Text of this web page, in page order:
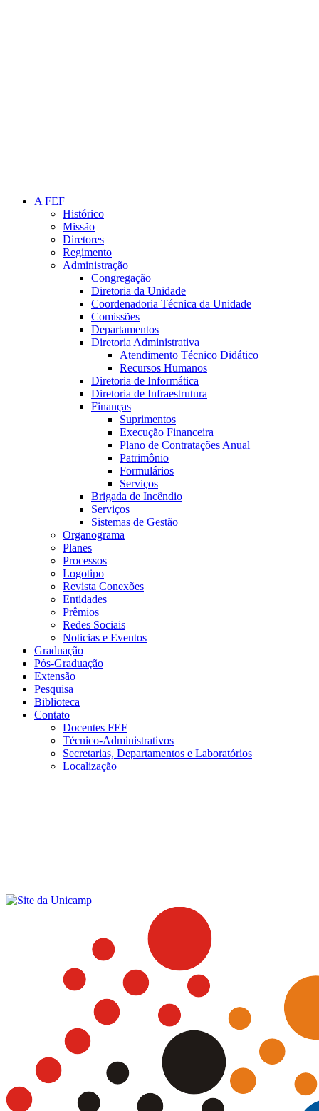
A FEF
Histórico
Missão
Diretores
Regimento
Administração
Congregação
Diretoria da Unidade
Coordenadoria Técnica da Unidade
Comissões
Departamentos
Diretoria Administrativa
Atendimento Técnico Didático
Recursos Humanos
Diretoria de Informática
Diretoria de Infraestrutura
Finanças
Suprimentos
Execução Financeira
Plano de Contratações Anual
Patrimônio
Formulários
Serviços
Brigada de Incêndio
Serviços
Sistemas de Gestão
Organograma
Planes
Processos
Logotipo
Revista Conexões
Entidades
Prêmios
Redes Sociais
Noticias e Eventos
Graduação
Pós-Graduação
Extensão
Pesquisa
Biblioteca
Contato
Docentes FEF
Técnico-Administrativos
Secretarias, Departamentos e Laboratórios
Localização